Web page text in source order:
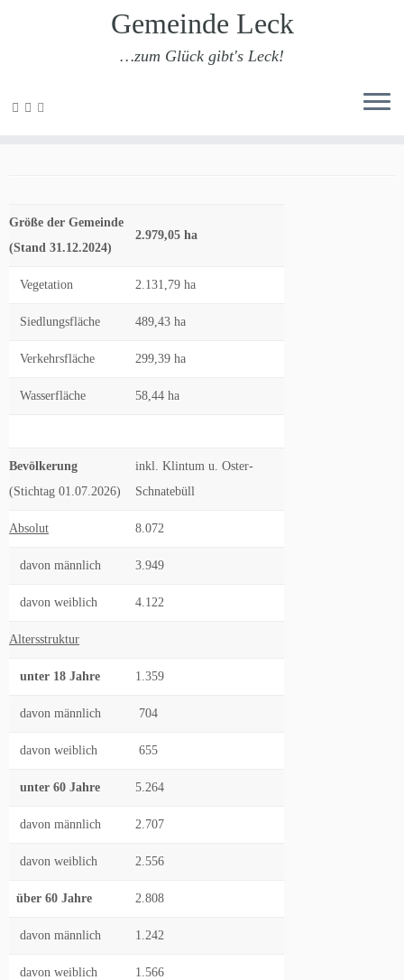
Zum
Gemeinde Leck
…zum Glück gibt's Leck!
Größe der Gemeinde
(Stand 31.12.2024)
2.979,05 ha
Vegetation 2.131,79 ha
Siedlungsfläche 489,43 ha
Verkehrsfläche 299,39 ha
Wasserfläche 58,44 ha
Bevölkerung
(Stichtag 01.07.2026)
inkl. Klintum u. Oster-
Schnatebüll
Absolut 8.072
davon männlich 3.949
davon weiblich 4.122
Altersstruktur
unter 18 Jahre 1.359
davon männlich 704
davon weiblich 655
unter 60 Jahre 5.264
davon männlich 2.707
davon weiblich 2.556
über 60 Jahre 2.808
davon männlich 1.242
davon weiblich 1.566